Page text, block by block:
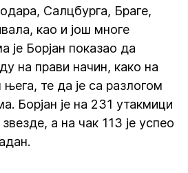
Салцбурга, Браге,
као и још многе
је Борјан показао да
на прави начин, како на
њега, те да је са разлогом
Борјан је на 231 утакмици
а на чак 113 је успео